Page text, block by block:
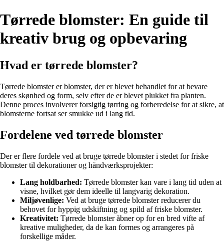
Tørrede blomster: En guide til
kreativ brug og opbevaring
Hvad er tørrede blomster?
Tørrede blomster er blomster, der er blevet behandlet for at bevare
deres skønhed og form, selv efter de er blevet plukket fra planten.
Denne proces involverer forsigtig tørring og forberedelse for at sikre, at
blomsterne fortsat ser smukke ud i lang tid.
Fordelene ved tørrede blomster
Der er flere fordele ved at bruge tørrede blomster i stedet for friske
blomster til dekorationer og håndværksprojekter:
Lang holdbarhed: Tørrede blomster kan vare i lang tid uden at
visne, hvilket gør dem ideelle til langvarig dekoration.
Miljøvenlige: Ved at bruge tørrede blomster reducerer du
behovet for hyppig udskiftning og spild af friske blomster.
Kreativitet: Tørrede blomster åbner op for en bred vifte af
kreative muligheder, da de kan formes og arrangeres på
forskellige måder.